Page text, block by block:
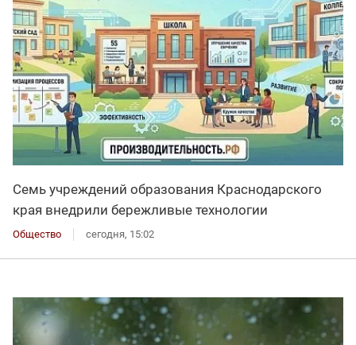
Семь учреждений образования Краснодарского
края внедрили бережливые технологии
Общество сегодня, 15:02